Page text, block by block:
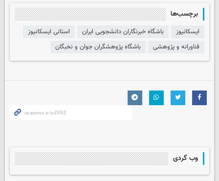
برچسب‌ها
ایسکانیوز باشگاه خبرنگاران دانشجویی ایران
استانی ایسکانیوز
فناورانه و پژوهشی
باشگاه پژوهشگران جوان و نخبگان
وب گردی